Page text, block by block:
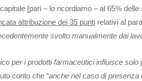
[pari – lo ricordiamo – al 65% delle
attribuzione dei 35 punti relativi al
svolto manualmente dai
per i prodotti farmaceutici influisce solo
conto che “anche nel caso di presenza